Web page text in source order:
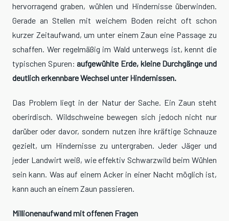
hervorragend graben, wühlen und Hindernisse überwinden.
Gerade an Stellen mit weichem Boden reicht oft schon
kurzer Zeitaufwand, um unter einem Zaun eine Passage zu
schaffen. Wer regelmäßig im Wald unterwegs ist, kennt die
typischen Spuren:aufgewühlte Erde, kleine Durchgänge und
deutlich erkennbare Wechsel unter Hindernissen.
Das Problem liegt in der Natur der Sache. Ein Zaun steht
oberirdisch. Wildschweine bewegen sich jedoch nicht nur
darüber oder davor, sondern nutzen ihre kräftige Schnauze
gezielt, um Hindernisse zu untergraben. Jeder Jäger und
jeder Landwirt weiß, wie effektiv Schwarzwild beim Wühlen
sein kann. Was auf einem Acker in einer Nacht möglich ist,
kann auch an einem Zaun passieren.
Millionenaufwand mit offenen Fragen